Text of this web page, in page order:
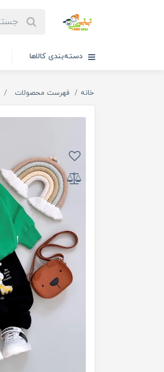
دسته‌بندی کالاها
خانه فهرست محصولات